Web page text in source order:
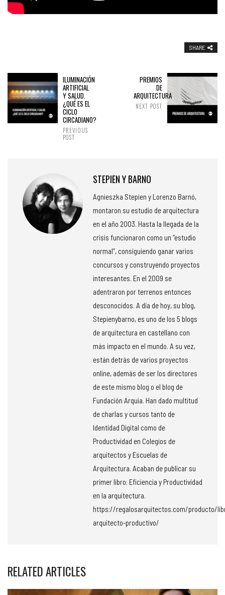
SHARE
ILUMINACIÓN
ARTIFICIAL
Y SALUD.
¿QUÉ ES EL
CICLO
CIRCADIANO?
PREVIOUS
POST
PREMIOS
DE
ARQUITECTURA
NEXT POST
STEPIEN Y BARNO
Agnieszka Stepien y Lorenzo Barnó,
montaron su estudio de arquitectura
en el año 2003. Hasta la llegada de la
crisis funcionaron como un “estudio
normal”, consiguiendo ganar varios
concursos y construyendo proyectos
interesantes. En el 2009 se
adentraron por terrenos entonces
desconocidos. A día de hoy, su blog,
Stepienybarno, es uno de los 5 blogs
de arquitectura en castellano con
más impacto en el mundo. A su vez,
están detrás de varios proyectos
online, además de ser los directores
de este mismo blog o el blog de
Fundación Arquia. Han dado multitud
de charlas y cursos tanto de
Identidad Digital como de
Productividad en Colegios de
arquitectos y Escuelas de
Arquitectura. Acaban de publicar su
primer libro: Eficiencia y Productividad
en la arquitectura.
https://regalosarquitectos.com/producto/
arquitecto-productivo/
RELATED ARTICLES